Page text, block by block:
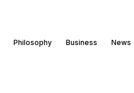
Philosophy Business News